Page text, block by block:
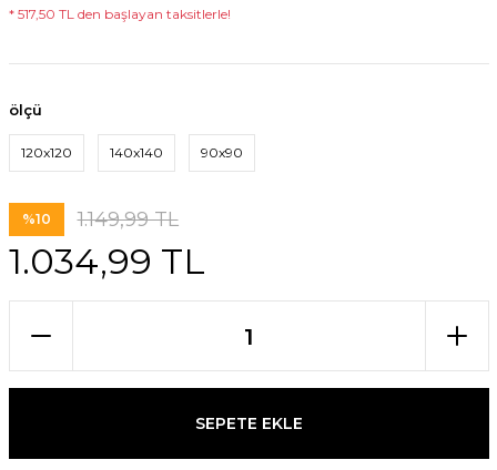
* 517,50 TL den başlayan taksitlerle!
ölçü
120x120 140x140 90x90
%10 1.149,99 TL
1.034,99 TL
SEPETE EKLE